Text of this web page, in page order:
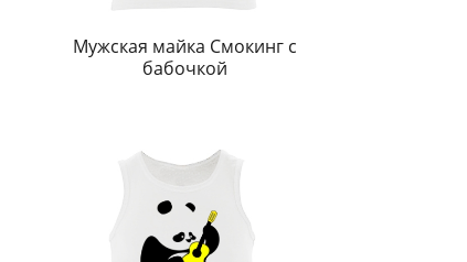
Мужская майка Смокинг с
бабочкой